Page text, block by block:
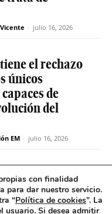
- julio 16, 2026
el rechazo
únicos
de
del
EM - julio 16, 2026
más
sanitario
récord
con finalidad
para dar nuestro servicio.
“Política de cookies”. La
usuario. Si desea admitir